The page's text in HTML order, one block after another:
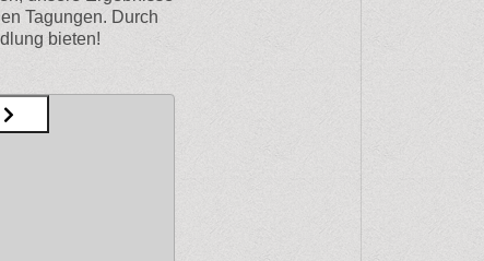
Tagungen. Durch
bieten!